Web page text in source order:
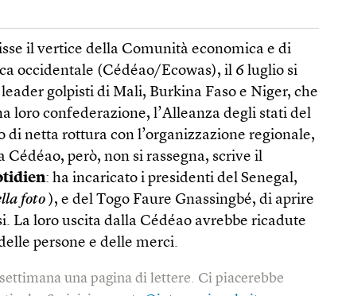
il vertice della Comunità economica e di
occidentale (Cédéao/Ecowas), il 6 luglio si
golpisti di Mali, Burkina Faso e Niger, che
loro confederazione, l’Alleanza degli stati del
di netta rottura con l’organizzazione regionale,
Cédéao, però, non si rassegna, scrive il
: ha incaricato i presidenti del Senegal,
foto ), e del Togo Faure Gnassing­bé, di aprire
La loro uscita dalla Cédéao avrebbe ricadute
persone e delle merci.
una pagina di lettere. Ci piacerebbe